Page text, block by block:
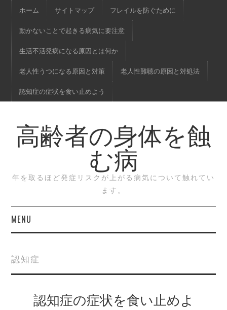
ホーム サイトマップ フレイルを防ぐために
動かないことで起きる病気に要注意
生活不活発病になる原因とは何か
老人性うつになる原因と対策 老人性難聴の原因と対処法
認知症の症状を食い止めよう
高齢者の身体を蝕
む病
年を取るほど発症リスクが上がる病気について触れてい
ます。
MENU
サイトマップ
フレイルを防ぐために
認知症
認知症の症状を食い止めよ